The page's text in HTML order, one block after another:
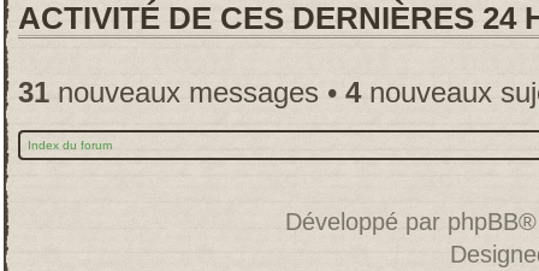
ACTIVITÉ DE CES DERNIÈRES 24
31 nouveaux messages • 4nouveaux
Index du forum
Développé par phpBB®